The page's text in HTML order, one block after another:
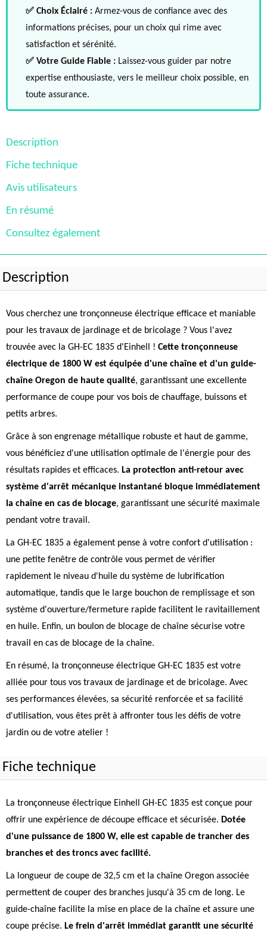
✅ Choix Éclairé : Armez-vous de confiance avec des
informations précises, pour un choix qui rime avec
satisfaction et sérénité.
✅ Votre Guide Fiable : Laissez-vous guider par notre
expertise enthousiaste, vers le meilleur choix possible, en
toute assurance.
Description
Fiche technique
Avis utilisateurs
En résumé
Consultez également
Description
Vous cherchez une tronçonneuse électrique efficace et maniable
pour les travaux de jardinage et de bricolage ? Vous l'avez
trouvée avec la GH-EC 1835 d'Einhell ! Cette tronçonneuse
électrique de 1800 W est équipée d'une chaîne et d'un guide-
chaîne Oregon de haute qualité, garantissant une excellente
performance de coupe pour vos bois de chauffage, buissons et
petits arbres.
Grâce à son engrenage métallique robuste et haut de gamme,
vous bénéficiez d'une utilisation optimale de l'énergie pour des
résultats rapides et efficaces. La protection anti-retour avec
système d'arrêt mécanique instantané bloque immédiatement
la chaîne en cas de blocage, garantissant une sécurité maximale
pendant votre travail.
La GH-EC 1835 a également pense à votre confort d'utilisation :
une petite fenêtre de contrôle vous permet de vérifier
rapidement le niveau d'huile du système de lubrification
automatique, tandis que le large bouchon de remplissage et son
système d'ouverture/fermeture rapide facilitent le ravitaillement
en huile. Enfin, un boulon de blocage de chaîne sécurise votre
travail en cas de blocage de la chaîne.
En résumé, la tronçonneuse électrique GH-EC 1835 est votre
alliée pour tous vos travaux de jardinage et de bricolage. Avec
ses performances élevées, sa sécurité renforcée et sa facilité
d'utilisation, vous êtes prêt à affronter tous les défis de votre
jardin ou de votre atelier !
Fiche technique
La tronçonneuse électrique Einhell GH-EC 1835 est conçue pour
offrir une expérience de découpe efficace et sécurisée. Dotée
d'une puissance de 1800 W, elle est capable de trancher des
branches et des troncs avec facilité.
La longueur de coupe de 32,5 cm et la chaîne Oregon associée
permettent de couper des branches jusqu'à 35 cm de long. Le
guide-chaîne facilite la mise en place de la chaîne et assure une
coupe précise. Le frein d'arrêt immédiat garantit une sécurité